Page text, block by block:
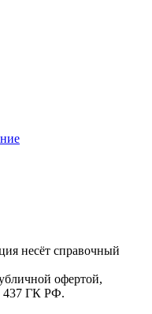
несёт справочный
офертой,
437 ГК РФ.